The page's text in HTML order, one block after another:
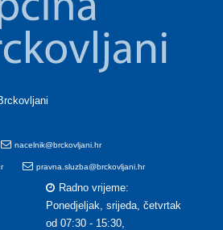
nacelnik@brckovljani.hr
pravna.sluzba@brckovljani.hr
Radno vrijeme:
Ponedjeljak, srijeda, četvrtak
od 07:30 - 15:30,